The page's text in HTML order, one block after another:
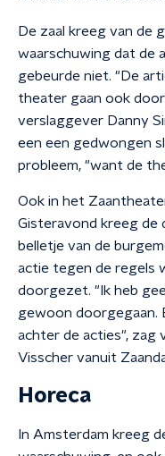
De zaal kreeg van de
waarschuwing dat de
gebeurde niet. "De
theater gaan ook
verslaggever Danny
een een gedwongen
probleem, "want de
Ook in het
Gisteravond kreeg de
belletje van de
actie tegen de regels
doorgezet. "Ik heb
gewoon doorgegaan.
achter de acties", zag
Visscher vanuit
Horeca
In Amsterdam kreeg